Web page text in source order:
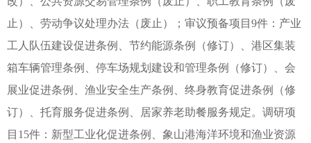
止）、劳动争议处理办法（废止）；审议预备项目9件：产业
工人队伍建设促进条例、节约能源条例（修订）、港区集装
箱车辆管理条例、停车场规划建设和管理条例（修订）、会
展业促进条例、渔业安全生产条例、终身教育促进条例（修
订）、托育服务促进条例、居家养老助餐服务规定。调研项
目15件：新型工业化促进条例、象山港海洋环境和渔业资源